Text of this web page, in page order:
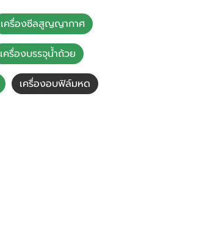
เครื่องซีลสูญญากาศ
เครื่องบรรจุน้ำถ้วย
เครื่องอบฟิล์มหด